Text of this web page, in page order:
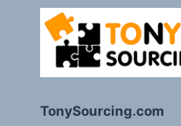
TonySourcing.com